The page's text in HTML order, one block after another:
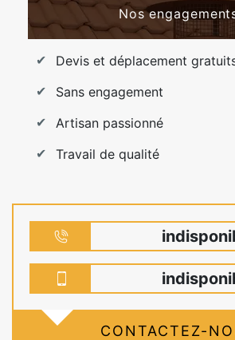
Nos
Devis et déplacement
Sans engagement
Artisan passionné
Travail de qualité
CONTACTEZ-